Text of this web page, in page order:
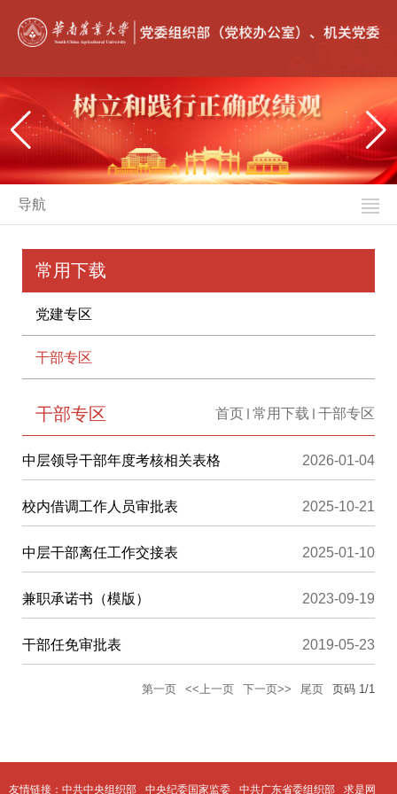
导航
常用下载
党建专区
干部专区
干部专区 首页 常用下载 干部专区
中层领导干部年度考核相关表格 2026-01-04
校内借调工作人员审批表 2025-10-21
中层干部离任工作交接表 2025-01-10
兼职承诺书（模版） 2023-09-19
干部任免审批表 2019-05-23
第一页 <<上一页 下一页>> 尾页 页码 1 /1
友情链接： 中共中央组织部 中央纪委国家监委 中共广东省委组织部 求是网